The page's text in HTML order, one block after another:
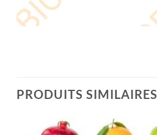
PRODUITS SIMILAIRES